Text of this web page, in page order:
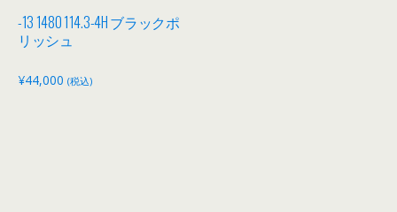
-13 1480 114.3-4H ブラックポ
リッシュ
¥44,000 (税込)